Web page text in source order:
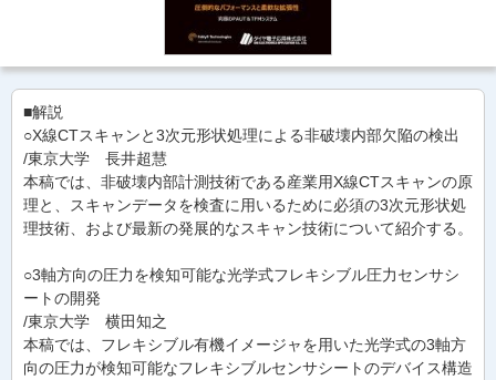
■解説
○X線CTスキャンと3次元形状処理による非破壊内部欠陥の検出
/東京大学 長井超慧
本稿では、非破壊内部計測技術である産業用X線CTスキャンの原
理と、スキャンデータを検査に用いるために必須の3次元形状処
理技術、および最新の発展的なスキャン技術について紹介する。
○3軸方向の圧力を検知可能な光学式フレキシブル圧力センサシ
ートの開発
/東京大学 横田知之
本稿では、フレキシブル有機イメージャを用いた光学式の3軸方
向の圧力が検知可能なフレキシブルセンサシートのデバイス構造